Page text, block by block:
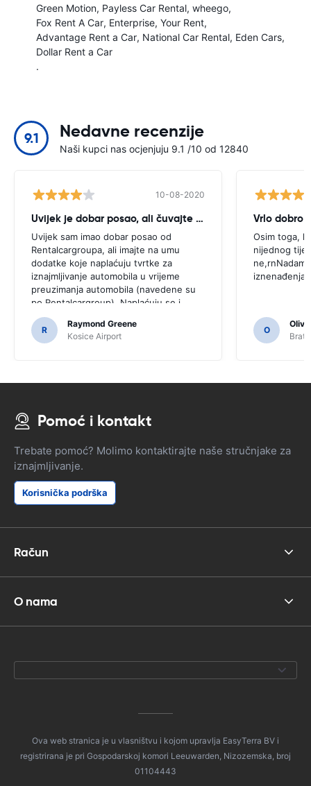
Green Motion Payless Car Rental wheego
Fox Rent A Car Enterprise Your Rent
Advantage Rent a Car National Car Rental Eden Cars
Dollar Rent a Car
.
9.1 Nedavne recenzije
Naši kupci nas ocjenjuju 9.1 /10 od 12840
10-08-2020
Uvijek je dobar posao, ali čuvajte dodane dodatke u trenutku preuzima
Uvijek sam imao dobar posao od
Rentalcargroupa, ali imajte na umu
dodatke koje naplaćuju tvrtke za
iznajmljivanje automobila u vrijeme
preuzimanja automobila (navedene su
po Rentalcargroup). Naplaćuju se i
mijenjaju ukupnu cijenu najma
automobila
R
Raymond Greene
Kosice Airport
Vrlo dobro
Osim toga,
nijednog
ne,rnNadam
O
Pomoć i kontakt
Trebate pomoć? Molimo kontaktirajte naše stručnjake za
iznajmljivanje.
Korisnička podrška
Račun
O nama
Ova web stranica je u vlasništvu i kojom upravlja EasyTerra BV i
registrirana je pri Gospodarskoj komori Leeuwarden, Nizozemska, broj
01104443